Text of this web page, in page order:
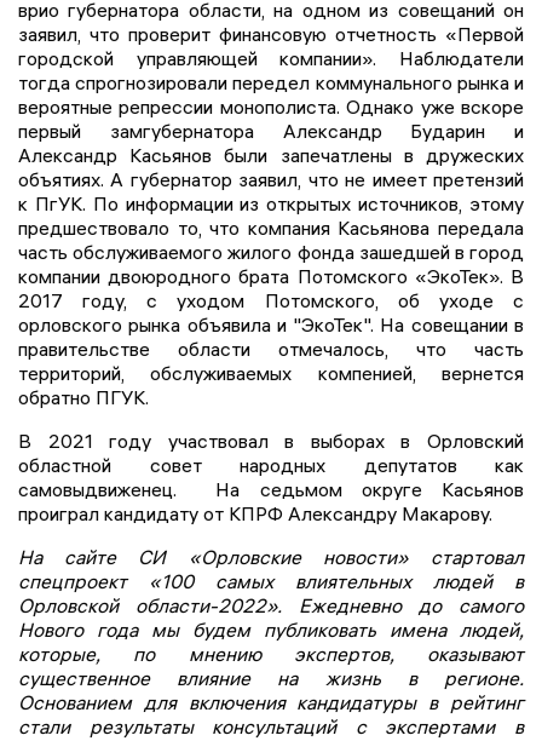
врио губернатора области, на одном из совещаний он
заявил, что проверит финансовую отчетность «Первой
городской управляющей компании». Наблюдатели
тогда спрогнозировали передел коммунального рынка и
вероятные репрессии монополиста. Однако уже вскоре
первый замгубернатора Александр Бударин и
Александр Касьянов были запечатлены в дружеских
объятиях. А губернатор заявил, что не имеет претензий
к ПгУК. По информации из открытых источников, этому
предшествовало то, что компания Касьянова передала
часть обслуживаемого жилого фонда зашедшей в город
компании двоюродного брата Потомского «ЭкоТек». В
2017 году, с уходом Потомского, об уходе с
орловского рынка объявила и "ЭкоТек". На совещании в
правительстве области отмечалось, что часть
территорий, обслуживаемых компенией, вернется
обратно ПГУК.
В 2021 году участвовал в выборах в Орловский
областной совет народных депутатов как
самовыдвиженец. На седьмом округе Касьянов
проиграл кандидату от КПРФ Александру Макарову.
На сайте СИ «Орловские новости» стартовал
спецпроект «100 самых влиятельных людей в
Орловской области-2022». Ежедневно до самого
Нового года мы будем публиковать имена людей,
которые, по мнению экспертов, оказывают
существенное влияние на жизнь в регионе.
Основанием для включения кандидатуры в рейтинг
стали результаты консультаций с экспертами в